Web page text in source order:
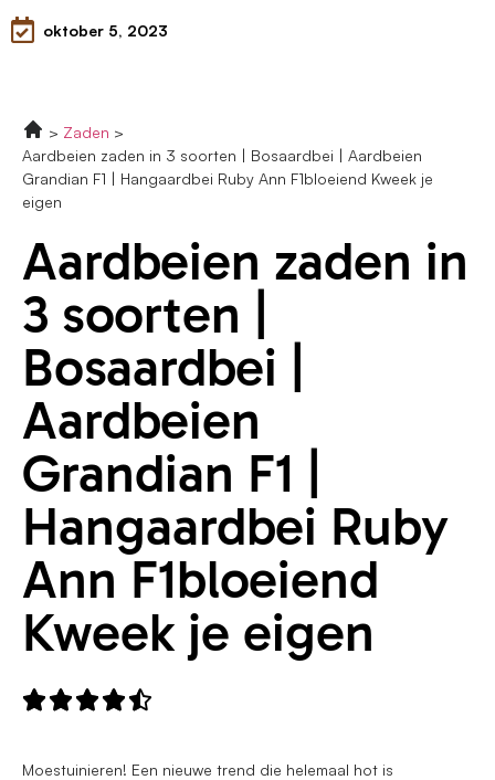
oktober 5, 2023
Zaden
Aardbeien zaden in 3 soorten | Bosaardbei | Aardbeien
Grandian F1 | Hangaardbei Ruby Ann F1bloeiend Kweek je
eigen
Aardbeien zaden in
3 soorten |
Bosaardbei |
Aardbeien
Grandian F1 |
Hangaardbei Ruby
Ann F1bloeiend
Kweek je eigen

Moestuinieren! Een nieuwe trend die helemaal hot is